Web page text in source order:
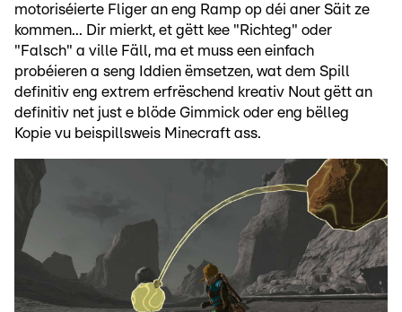
motoriséierte Fliger an eng Ramp op déi aner Säit ze
kommen... Dir mierkt, et gëtt kee "Richteg" oder
"Falsch" a ville Fäll, ma et muss een einfach
probéieren a seng Iddien ëmsetzen, wat dem Spill
definitiv eng extrem erfrëschend kreativ Nout gëtt an
definitiv net just e blöde Gimmick oder eng bëlleg
Kopie vu beispillsweis Minecraft ass.